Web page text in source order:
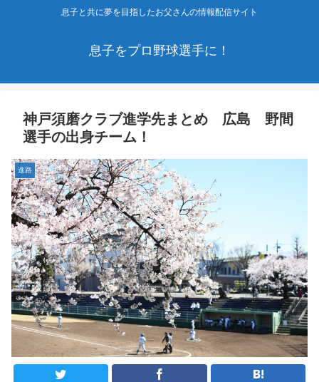
息子と共に夢を目指したお父さんの情報配信サイト
息子をプロ野球選手に！
神戸須磨クラブ進学先まとめ 広島 野間
選手の出身チーム！
進路